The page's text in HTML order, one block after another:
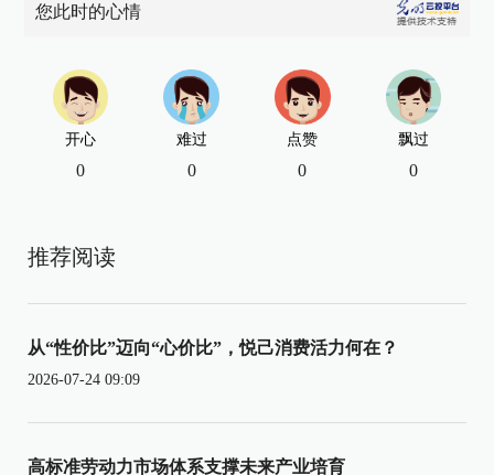
您此时的心情
开心
0
难过
0
点赞
0
飘过
0
推荐阅读
从“性价比”迈向“心价比”，悦己消费活力何在？
2026-07-24 09:09
高标准劳动力市场体系支撑未来产业培育